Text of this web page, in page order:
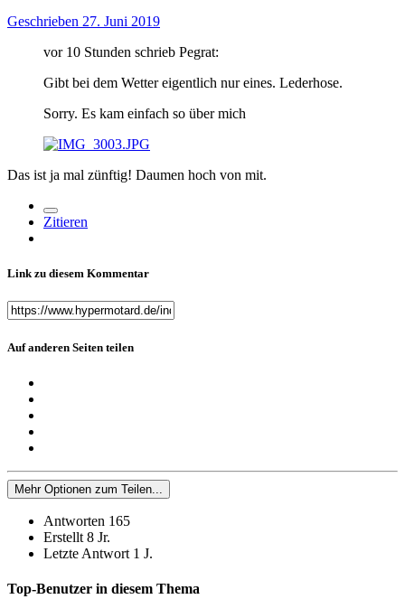
Geschrieben 27. Juni 2019
vor 10 Stunden schrieb Pegrat:
Gibt bei dem Wetter eigentlich nur eines. Lederhose.
Sorry. Es kam einfach so über mich
Das ist ja mal zünftig! Daumen hoch von mit.
Zitieren
Link zu diesem Kommentar
Auf anderen Seiten teilen
Mehr Optionen zum Teilen...
Antworten 165
Erstellt 8 Jr.
Letzte Antwort 1 J.
Top-Benutzer in diesem Thema